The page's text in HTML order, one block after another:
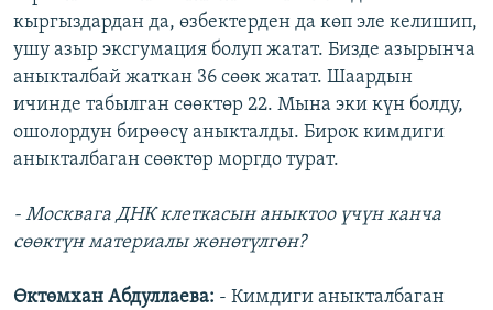
кыргыздардан да, өзбектерден да көп эле келишип,
ушу азыр эксгумация болуп жатат. Бизде азырынча
аныкталбай жаткан 36 сөөк жатат. Шаардын
ичинде табылган сөөктөр 22. Мына эки күн болду,
ошолордун бирөөсү аныкталды. Бирок кимдиги
аныкталбаган сөөктөр моргдо турат.
- Москвага ДНК клеткасын аныктоо үчүн канча
сөөктүн материалы жөнөтүлгөн?
Өктөмхан Абдуллаева: - Кимдиги аныкталбаган